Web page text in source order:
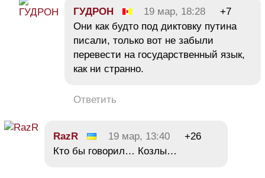
ГУДРОН 19 мар, 18:28
+7
Они как будто под диктовку путина
писали, только вот не забыли
перевести на государственный язык,
как ни странно.
Ответить
RazR 19 мар, 13:40
+26
Кто бы говорил… Козлы…